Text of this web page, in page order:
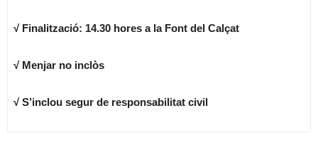
√ Finalització: 14.30 hores a la Font del Calçat
√ Menjar no inclòs
√ S’inclou segur de responsabilitat civil